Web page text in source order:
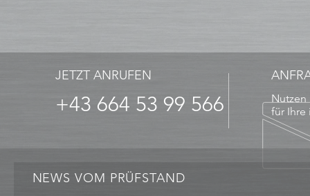
JETZT ANRUFEN
+43 664 53 99 566
Nutzen
für
NEWS VOM PRÜFSTAND